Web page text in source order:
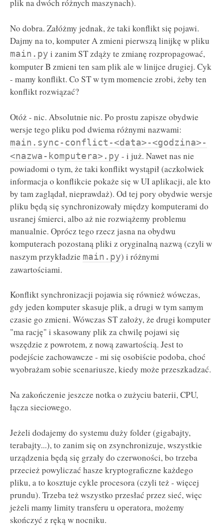
plik na dwóch różnych maszynach).
No dobra. Załóżmy jednak, że taki konflikt się pojawi.
Dajmy na to, komputer A zmieni pierwszą linijkę w pliku
main.py i zanim ST zdąży te zmianę rozpropagować,
komputer B zmieni ten sam plik ale w linijce drugiej. Cyk
- mamy konflikt. Co ST w tym momencie zrobi, żeby ten
konflikt rozwiązać?
Otóż - nic. Absolutnie nic. Po prostu zapisze obydwie
wersje tego pliku pod dwiema różnymi nazwami:
main.sync-conflict-<data>-<godzina>-
<nazwa-komputera>.py - i już. Nawet nas nie
powiadomi o tym, że taki konflikt wystąpił (aczkolwiek
informacja o konflikcie pokaże się w UI aplikacji, ale kto
by tam zaglądał, nieprawdaż). Od tej pory obydwie wersje
pliku będą się synchronizowały między komputerami do
usranej śmierci, albo aż nie rozwiążemy problemu
manualnie. Oprócz tego rzecz jasna na obydwu
komputerach pozostaną pliki z oryginalną nazwą (czyli w
naszym przykładzie main.py) i różnymi
zawartościami.
Konflikt synchronizacji pojawia się również wówczas,
gdy jeden komputer skasuje plik, a drugi w tym samym
czasie go zmieni. Wówczas ST założy, że drugi komputer
"ma rację" i skasowany plik za chwilę pojawi się
wszędzie z powrotem, z nową zawartością. Jest to
podejście zachowawcze - mi się osobiście podoba, choć
wyobrażam sobie scenariusze, kiedy może przeszkadzać.
Na zakończenie jeszcze notka o zużyciu baterii, CPU,
łącza sieciowego.
Jeżeli dodajemy do systemu duży folder (gigabajty,
terabajty...), to zanim się on zsynchronizuje, wszystkie
urządzenia będą się grzały do czerwoności, bo trzeba
przecież powyliczać hasze kryptograficzne każdego
pliku, a to kosztuje cykle procesora (czyli też - więcej
prundu). Trzeba też wszystko przesłać przez sieć, więc
jeżeli mamy limity transferu u operatora, możemy
skończyć z ręką w nocniku.